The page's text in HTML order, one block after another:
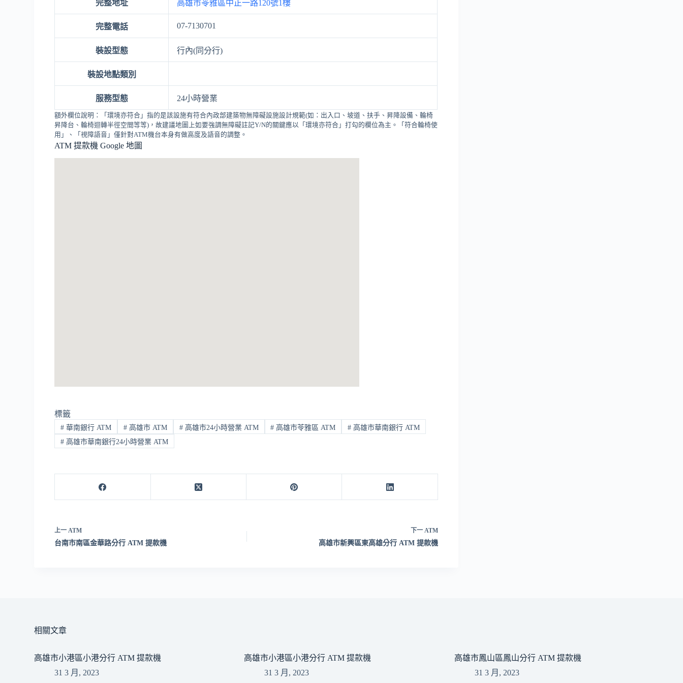
完整地址 高雄市苓雅區中正一路120號1樓
完整電話 07-7130701
裝設型態 行內(同分行)
裝設地點類別
服務型態 24小時營業
額外欄位說明：「環境亦符合」指的是該設施有符合內政部建築物無障礙設施設計規範(如：出入口、坡道、扶手、昇降設備、輪椅
昇降台、輪椅迴轉半徑空間等等)，故建議地圖上如要強調無障礙註記Y/N的關鍵應以「環境亦符合」打勾的欄位為主。「符合輪椅使
用」、「視障語音」僅針對ATM機台本身有做高度及語音的調整。
ATM 提款機 Google 地圖
標籤
# 華南銀行 ATM #高雄市 ATM #高雄市24小時營業 ATM # 高雄市苓雅區 ATM # 高雄市華南銀行 ATM
# 高雄市華南銀行24小時營業 ATM
上一ATM
台南市南區金華路分行 ATM 提款機
下一 ATM
高雄市新興區東高雄分行 ATM 提款機
相關文章
高雄市小港區小港分行 ATM 提款機
31 3 月, 2023
高雄市小港區小港分行 ATM 提款機
31 3 月, 2023
高雄市鳳山區鳳山分行 ATM 提款機
31 3 月, 2023